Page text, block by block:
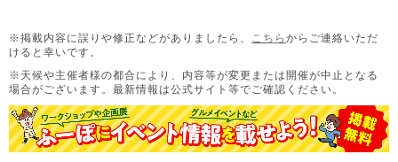
※掲載内容に誤りや修正などがありましたら、 こちら からご連絡いただ
けると幸いです。
※天候や主催者様の都合により、内容等が変更または開催が中止となる
場合がございます。 最新情報は公式サイト等でご確認ください。